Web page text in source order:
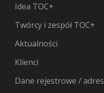
Idea TOC+
Twórcy i zespół TOC+
Aktualności
Klienci
Dane rejestrowe / adres